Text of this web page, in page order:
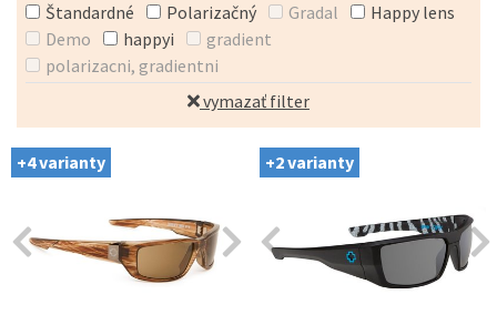
Štandardné
Polarizačný Gradal
Happy lens
Demo
happyi
gradient
polarizacni, gradientni
vymazať filter
+4 varianty +2 varianty